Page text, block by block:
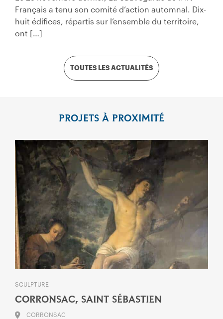
TOUTES LES ACTUALITÉS
Français a tenu son comité d’action automnal. Dix-
huit édifices, répartis sur l’ensemble du territoire,
ont […]
PROJETS À PROXIMITÉ
SCULPTURE
CORRONSAC, SAINT SÉBASTIEN
CORRONSAC